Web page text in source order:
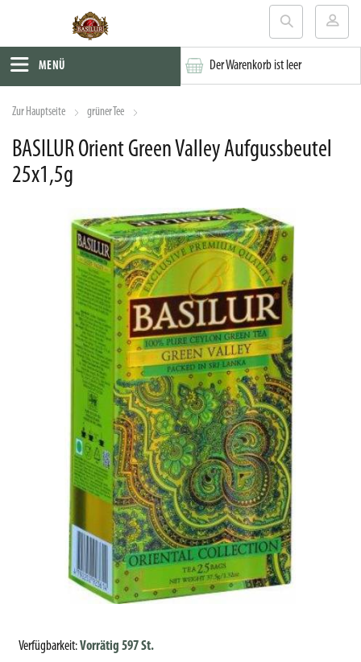
MENÜ Der Warenkorb ist leer
Zur Hauptseite grüner Tee
BASILUR Orient Green Valley Aufgussbeutel
25x1,5g
Verfügbarkeit:Vorrätig 597 St.